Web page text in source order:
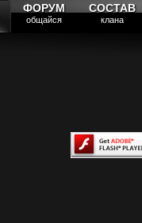
ФОРУМ
общайся
СОСТАВ
клана